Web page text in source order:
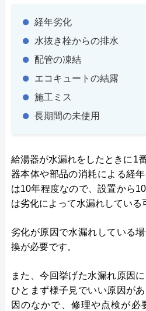
経年劣化
水抜き栓からの排水
配管の凍結
エコキュートの結露
施工ミス
長期間の未使用
給湯器が水漏れをしたときに1
器本体や部品の消耗による経
は10年程度なので、設置から
は劣化によって水漏れしている
劣化が原因で水漏れしている
換が必要です。
また、今回挙げた水漏れ原因
ひとまず様子見でいい原因が
因のなかで、修理や点検が必